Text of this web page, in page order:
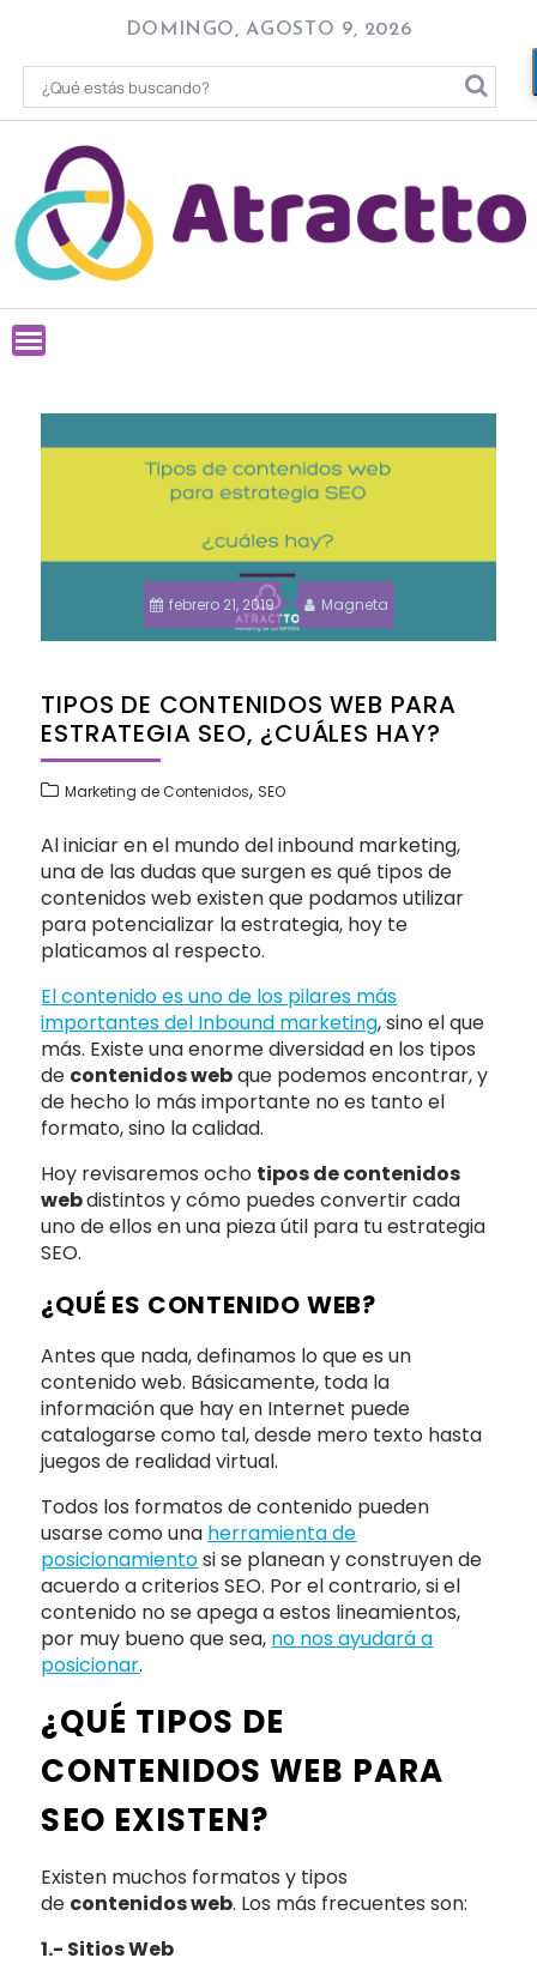
content
DOMINGO, AGOSTO 9, 2026
febrero 21, 2019 Magneta
TIPOS DE CONTENIDOS WEB PARA
ESTRATEGIA SEO, ¿CUÁLES HAY?
Marketing de Contenidos, SEO
Al iniciar en el mundo del inbound marketing,
una de las dudas que surgen es qué tipos de
contenidos web existen que podamos utilizar
para potencializar la estrategia, hoy te
platicamos al respecto.
El contenido es uno de los pilares más
importantes del Inbound marketing, sino el que
más. Existe una enorme diversidad en los tipos
de contenidos webque podemos encontrar, y
de hecho lo más importante no es tanto el
formato, sino la calidad.
Hoy revisaremos ocho tipos de contenidos
webdistintos y cómo puedes convertir cada
uno de ellos en una pieza útil para tu estrategia
SEO.
¿QUÉ ES CONTENIDO WEB?
Antes que nada, definamos lo que es un
contenido web. Básicamente, toda la
información que hay en Internet puede
catalogarse como tal, desde mero texto hasta
juegos de realidad virtual.
Todos los formatos de contenido pueden
usarse como una herramienta de
posicionamientosi se planean y construyen de
acuerdo a criterios SEO. Por el contrario, si el
contenido no se apega a estos lineamientos,
por muy bueno que sea, no nos ayudará a
posicionar.
¿QUÉ TIPOS DE
CONTENIDOS WEB PARA
SEO EXISTEN?
Existen muchos formatos y tipos
de contenidos web. Los más frecuentes son:
1.- Sitios Web